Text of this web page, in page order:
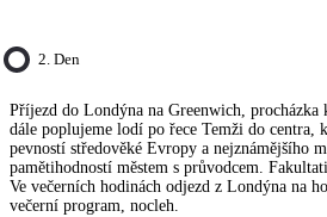
2. Den
Příjezd do Londýna na Greenwich,
dále poplujeme lodí po řece Temži do
pevností středověké Evropy a nejznámějšího
pamětihodností městem s průvodcem.
Ve večerních hodinách odjezd z Londýna na
večerní program, nocleh.